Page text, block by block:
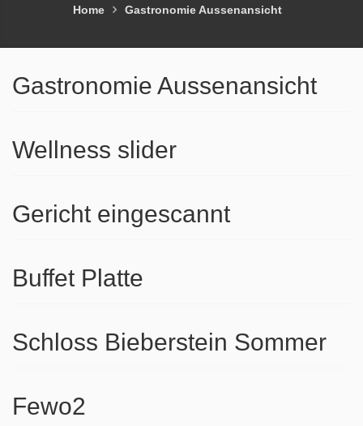
Home Gastronomie Aussenansicht
Gastronomie Aussenansicht
Wellness slider
Gericht eingescannt
Buffet Platte
Schloss Bieberstein Sommer
Fewo2